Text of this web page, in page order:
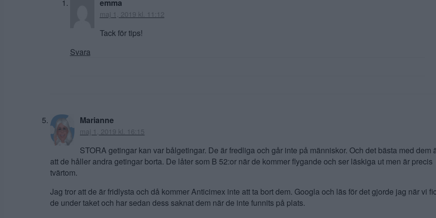
emma
maj 1, 2019 kl. 11:12
Tack för tips!
Svara
Marianne
maj 1, 2019 kl. 16:15
STORA getingar kan var bålgetingar. De är fredliga och går inte på människor. Och det bästa med dem
att de håller andra getingar borta. De låter som B 52:or när de kommer flygande och ser läskiga ut men är precis
tvärtom.
Jag tror att de är fridlysta och då kommer Anticimex inte att ta bort dem. Googla och läs för det gjorde jag när vi
de under taket och har sedan dess saknat dem när de inte funnits på plats.